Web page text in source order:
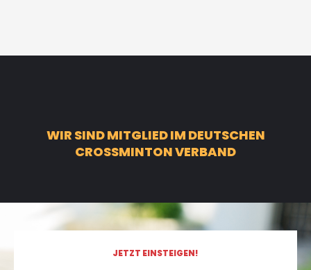
WIR SIND MITGLIED IM DEUTSCHEN
CROSSMINTON VERBAND
JETZT EINSTEIGEN!